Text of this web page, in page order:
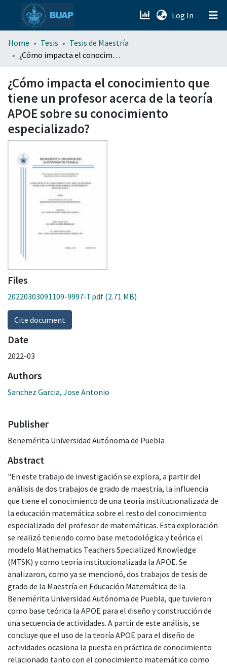
Log In (current)
menu.section.about_menu
Home Tesis
Tesis de Maestría
¿Cómo impacta el conocimiento que tiene un profesor acerca de la teoría APOE sobre su conocimiento especializado?
¿Cómo impacta el conocimiento que
tiene un profesor acerca de la teoría
APOE sobre su conocimiento
especializado?
Files
20220303091109-9997-T.pdf (2.71 MB)
Cite document
Date
2022-03
Authors
Sanchez Garcia, Jose Antonio
Publisher
Benemérita Universidad Autónoma de Puebla
Abstract
"En este trabajo de investigación se explora, a partir del
análisis de dos trabajos de grado de maestría, la influencia
que tiene el conocimiento de una teoría institucionalizada de
la educación matemática sobre el resto del conocimiento
especializado del profesor de matemáticas. Esta exploración
se realizó teniendo como base metodológica y teórica el
modelo Mathematics Teachers Specialized Knowledge
(MTSK) y como teoría institucionalizada la APOE. Se
analizaron, como ya se mencionó, dos trabajos de tesis de
grado de la Maestría en Educación Matemática de la
Benemérita Universidad Autónoma de Puebla, que tuvieron
como base teórica la APOE para el diseño y construcción de
una secuencia de actividades. A partir de este análisis, se
concluye que el uso de la teoría APOE para el diseño de
actividades ocasiona la puesta en práctica de conocimiento
relacionado tanto con el conocimiento matemático como